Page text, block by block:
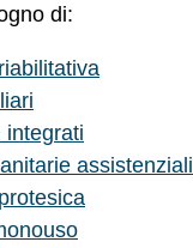
di:
integrati
assistenziali